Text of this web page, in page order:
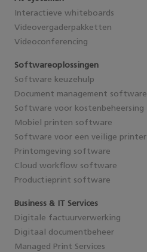
Interactieve whiteboards
Videovergaderpakketten
Videoconferencing
Softwareoplossingen
Software keuzehulp
Document management software
Software voor kostenbeheersing
Mobiel printen software
Software voor een veilige printer
Printomgeving software
Cloud workflow software
Productieprint software
Business & IT Services
Digitale factuurverwerking
Digitaal documentbeheer
Managed Print Services